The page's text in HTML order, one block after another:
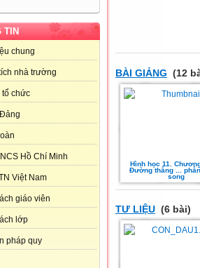
TIN
chung
nhà trường
tổ chức
Hồ Chí Minh
Việt Nam
giáo viên
lớp
pháp quy
BÀI GIẢNG (12
Hình học 11.
Đường thẳng ...
song
TƯ LIỆU (6 bài)